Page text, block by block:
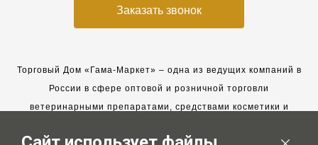
Заказать звонок
Торговый Дом «Гама-Маркет» – одна из ведущих компаний в
России в сфере оптовой и розничной торговли
ветеринарными препаратами, средствами косметики и